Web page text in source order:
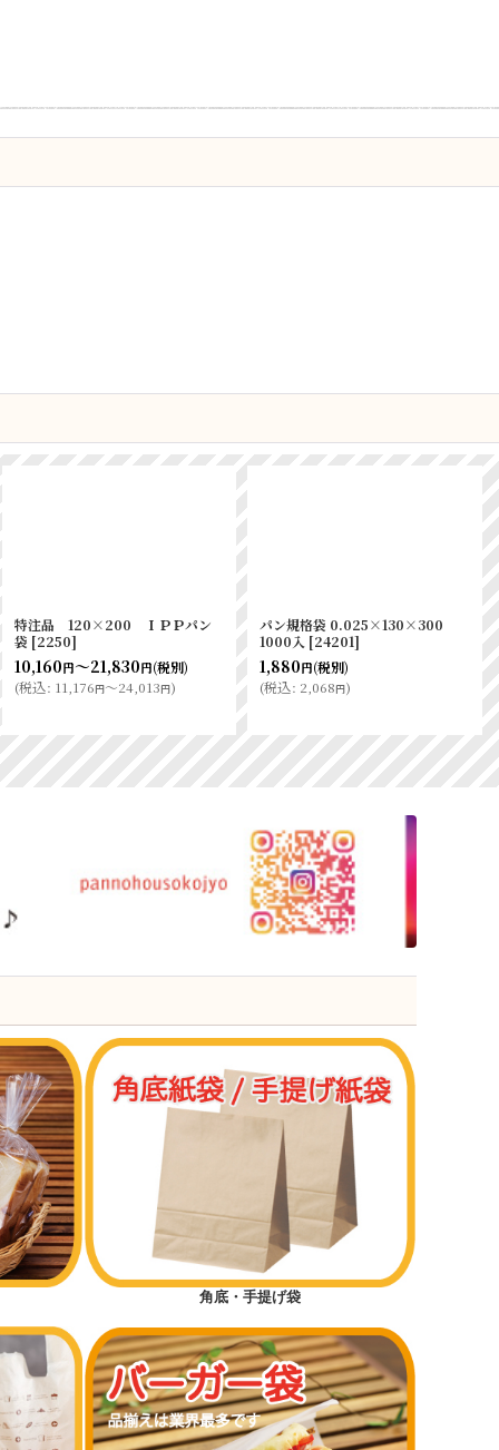
特注品 140×450 ＩＰＰパン袋
[2600]
15,190円～39,410円(税別)
(税込: 16,709円～43,351円)
カマスGTN No.1 100×120
[8810]
465円(税別)
(税込: 511円)
角底・手提げ袋